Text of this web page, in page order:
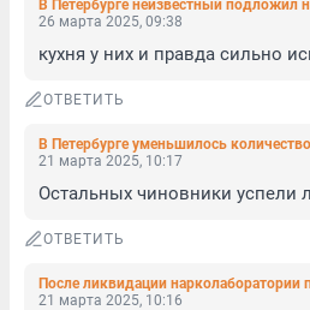
26 марта 2025, 09:38
кухня у них и правда сильно
ОТВЕТИТЬ
21 марта 2025, 10:17
Остальных чиновники успели
ОТВЕТИТЬ
21 марта 2025, 10:16